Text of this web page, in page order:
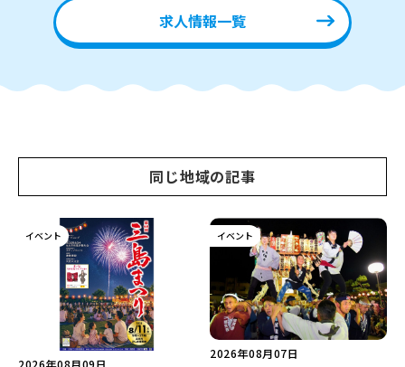
求人情報一覧
同じ地域の記事
イベント イベント
2026年08月07日